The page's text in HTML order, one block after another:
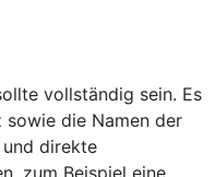
vollständig sein. Es
sowie die Namen der
direkte
zum Beispiel eine